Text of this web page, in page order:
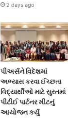
2 days ago
પીઅર્સને વિદેશમાં
અભ્યાસ કરવા ઈચ્છતા
વિદ્યાર્થીઓ માટે સુરતમાં
પીટીઈ પાર્ટનર મીટનું
આયોજન કર્યું